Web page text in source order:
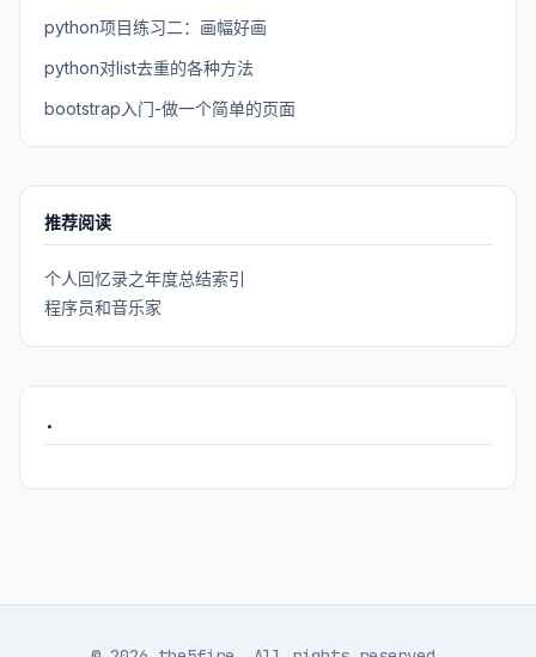
python项目练习二：画幅好画
python对list去重的各种方法
bootstrap入门-做一个简单的页面
推荐阅读
个人回忆录之年度总结索引
程序员和音乐家
.